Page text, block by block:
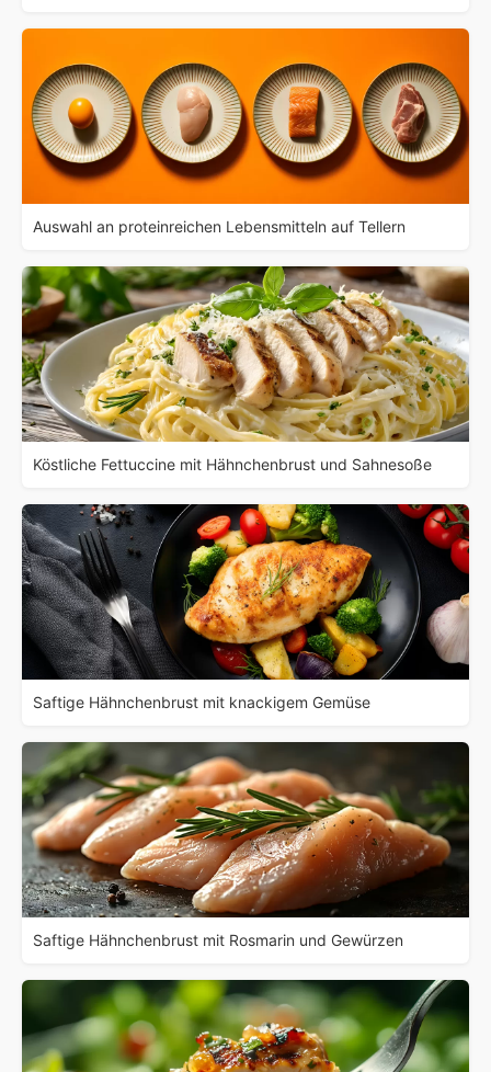
Auswahl an proteinreichen Lebensmitteln auf Tellern
Köstliche Fettuccine mit Hähnchenbrust und Sahnesoße
Saftige Hähnchenbrust mit knackigem Gemüse
Saftige Hähnchenbrust mit Rosmarin und Gewürzen